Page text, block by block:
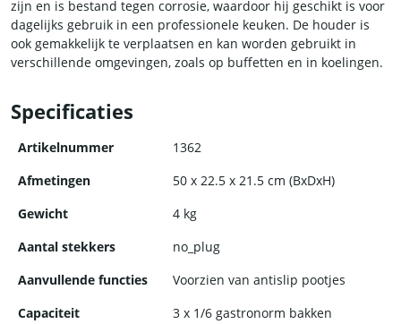
zijn en is bestand tegen corrosie, waardoor hij geschikt is voor
dagelijks gebruik in een professionele keuken. De houder is
ook gemakkelijk te verplaatsen en kan worden gebruikt in
verschillende omgevingen, zoals op buffetten en in koelingen.
De bakhouder is ideaal voor het bewaren van dressings,
sauzen en andere kleine items die u georganiseerd wilt
houden. Het is een handige en essentiële aanvulling voor elk
Specificaties
Artikelnummer
1362
Afmetingen
50 x 22.5 x 21.5 cm (BxDxH)
Gewicht
4 kg
Aantal stekkers
no_plug
Aanvullende functies
Voorzien van antislip pootjes
Capaciteit
3 x 1/6 gastronorm bakken